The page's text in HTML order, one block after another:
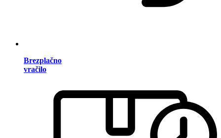
Brezplačno
vračilo